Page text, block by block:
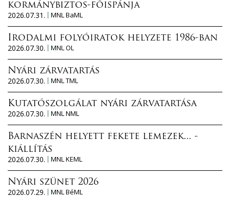
kormánybiztos-főispánja
2026.07.31.
MNL BaML
Irodalmi folyóiratok helyzete 1986-ban
2026.07.30.
MNL OL
Nyári zárvatartás
2026.07.30.
MNL TML
Kutatószolgálat nyári zárvatartása
2026.07.30.
MNL NML
Barnaszén helyett fekete lemezek... -
kiállítás
2026.07.30.
MNL KEML
Nyári szünet 2026
2026.07.29.
MNL BéML